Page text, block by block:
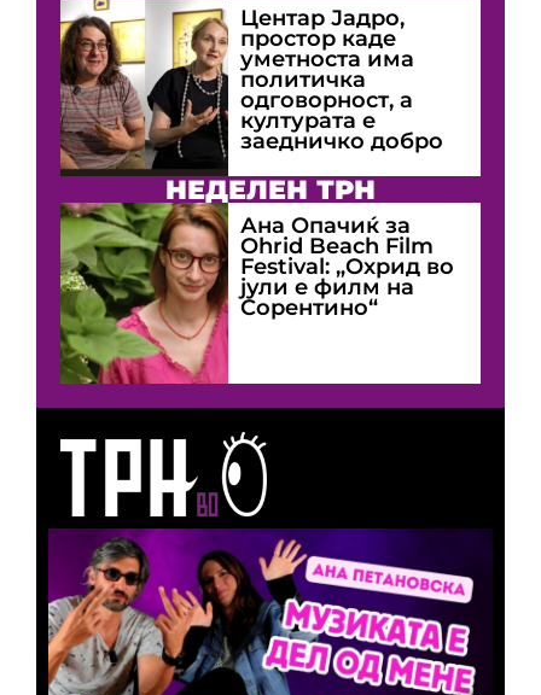
Центар Јадро,
простор каде
уметноста има
политичка
одговорност, а
културата е
заедничко добро
НЕДЕЛЕН ТРН
Ана Опачиќ за
Оhrid Beach Film
Festival: „Охрид во
јули е филм на
Сорентино“